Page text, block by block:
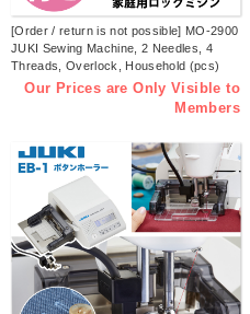
[Order / return is not possible] MO-2900
JUKI Sewing Machine, 2 Needles, 4
Threads, Overlock, Household (pcs)
Our Prices are Only Visible to
Members